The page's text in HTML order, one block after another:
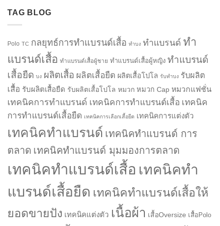
TAG BLOG
Polo TC กลยุทธ์การทำแบรนด์เสื้อ ทำบง ทำแบรนด์ ทำ
แบรนด์เสื้อ ทำแบรนด์เสื้อผู้ชาย ทำแบรนด์เสื้อผู้หญิง ทำแบรนด์
เสื้อยืด บง ผลิตเสื้อ ผลิตเสื้อยืด ผลิตเสื้อโปโล รับทำบง รับผลิต
เสื้อ รับผลิตเสื้อยืด รับผลิตเสื้อโปโล หมวก หมวก Cap หมวกแฟชั่น
เทคนิคการทำแบรนด์ เทคนิคการทำแบรนด์เสื้อ เทคนิค
การทำแบรนด์เสื้อยืด เทคนิคการเลือกเสื้อยืด เทคนิคการแต่งตัว
เทคนิคทำแบรนด์ เทคนิคทำแบรนด์ การ
ตลาด เทคนิคทำแบรนด์ มุมมองการตลาด
เทคนิคทำแบรนด์เสื้อ เทคนิคทำ
แบรนด์เสื้อยืด เทคนิคทำแบรนด์เสื้อให้
ยอดขายปัง เทคนิคแต่งตัว เนื้อผ้า เสื้อOversize เสื้อPolo